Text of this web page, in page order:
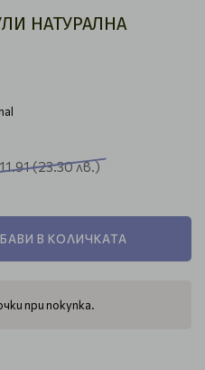
НАТУРАЛНА
(23.30 лв.)
В КОЛИЧКАТА
при покупка.